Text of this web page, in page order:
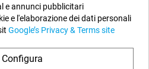
e annunci pubblicitari
e l'elaborazione dei dati personali
Google’s Privacy & Terms site
Configura